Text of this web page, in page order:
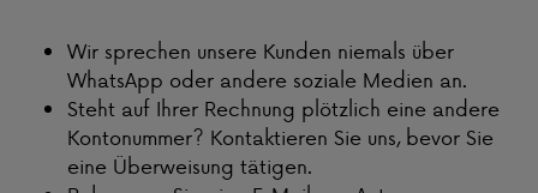
Wir sprechen unsere Kunden niemals über
WhatsApp oder andere soziale Medien an.
Steht auf Ihrer Rechnung plötzlich eine andere
Kontonummer? Kontaktieren Sie uns, bevor Sie
eine Überweisung tätigen.